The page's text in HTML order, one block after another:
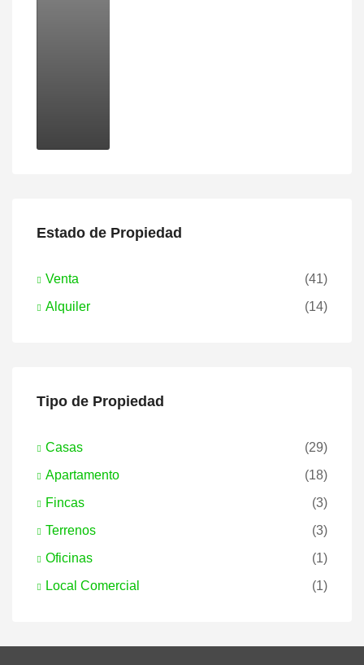
Estado de Propiedad
Venta
(41)
Alquiler
(14)
Tipo de Propiedad
Casas
(29)
Apartamento
(18)
Fincas
(3)
Terrenos
(3)
Oficinas
(1)
Local Comercial
(1)